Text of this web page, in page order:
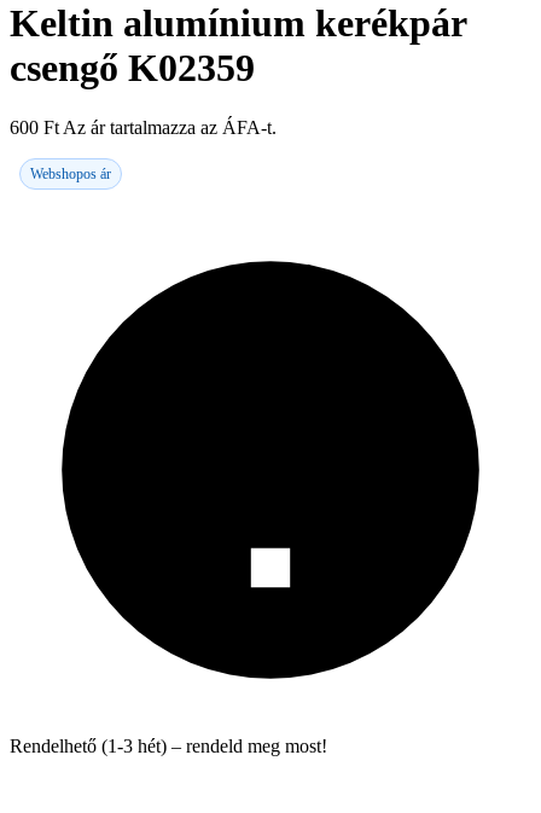
Keltin alumínium kerékpár
csengő K02359
600 Ft Az ár tartalmazza az ÁFA-t.
Webshopos ár
Rendelhető (1-3 hét) – rendeld meg most!